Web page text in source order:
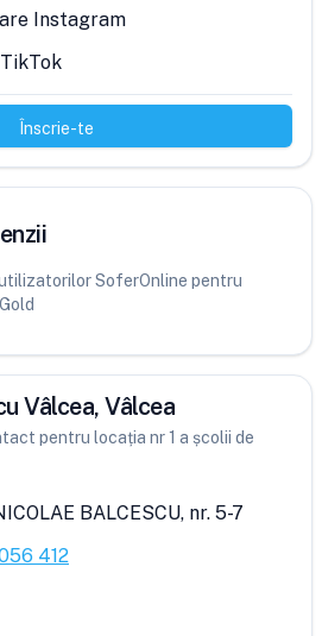
Instagram
Înscrie-te
SoferOnline pentru
Vâlcea, Vâlcea
pentru locația nr 1 a școlii de
BALCESCU, nr. 5-7
412